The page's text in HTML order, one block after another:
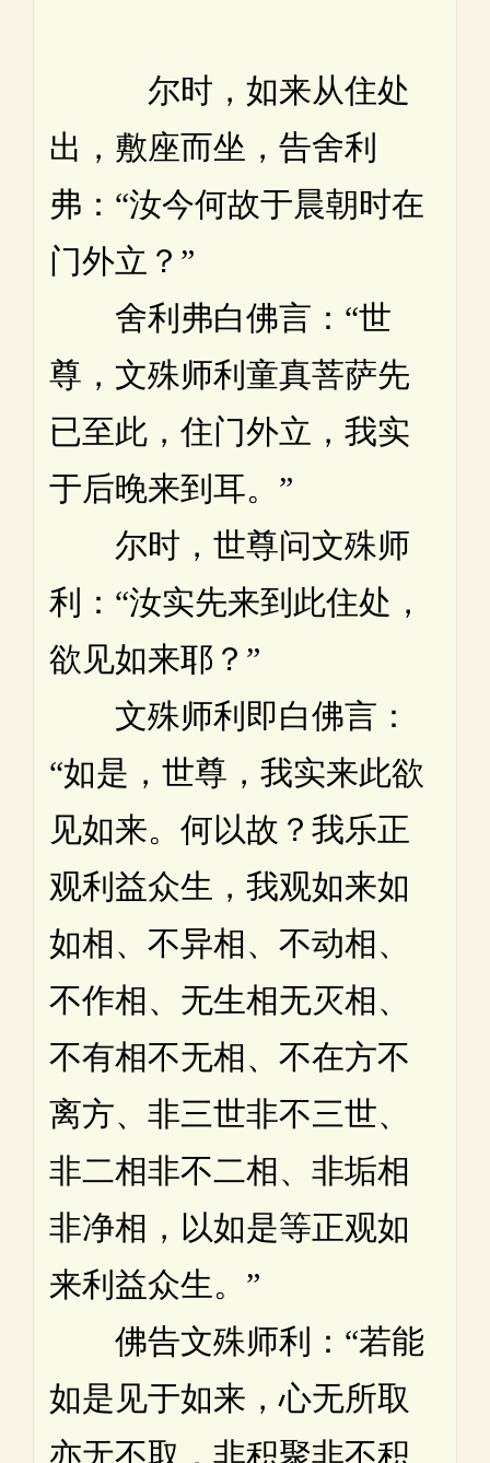
尔时，如来从住处
出，敷座而坐，告舍利
弗：“汝今何故于晨朝时在
门外立？”
舍利弗白佛言：“世
尊，文殊师利童真菩萨先
已至此，住门外立，我实
于后晚来到耳。”
尔时，世尊问文殊师
利：“汝实先来到此住处，
欲见如来耶？”
文殊师利即白佛言：
“如是，世尊，我实来此欲
见如来。何以故？我乐正
观利益众生，我观如来如
如相、不异相、不动相、
不作相、无生相无灭相、
不有相不无相、不在方不
离方、非三世非不三世、
非二相非不二相、非垢相
非净相，以如是等正观如
来利益众生。”
佛告文殊师利：“若能
如是见于如来，心无所取
亦无不取，非积聚非不积